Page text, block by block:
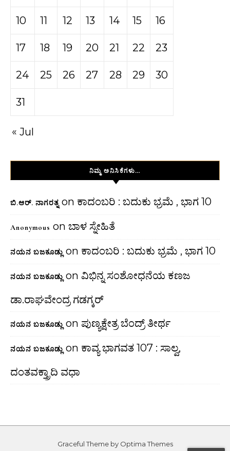
10 11 12 13 14 15 16
17 18 19 20 21 22 23
24 25 26 27 28 29 30
31
« Jul
ನಿಮ್ಮ ಅನಿಸಿಕೆಗಳು…
ಬಿ.ಆರ್. ನಾಗರತ್ನ on ಕಾದಂಬರಿ : ಬದುಕು ಭ್ರಮೆ , ಭಾಗ 10
Anonymous on ಬಾಳ ಸ್ನೇಹಿತೆ
ನಯನ ಬಜಕೂಡ್ಲು on ಕಾದಂಬರಿ : ಬದುಕು ಭ್ರಮೆ , ಭಾಗ 10
ನಯನ ಬಜಕೂಡ್ಲು on ವಿಭಿನ್ನ ಸಂಶೋಧನೆಯ ಕಣಜ
ಡಾ.ರಾಘವೇಂದ್ರ ಗಡಗ್ಕರ್
ನಯನ ಬಜಕೂಡ್ಲು on ಪುಣ್ಯಕ್ಷೇತ್ರ ಬೆಂದ್ರ್ ತೀರ್ಥ
ನಯನ ಬಜಕೂಡ್ಲು on ಕಾವ್ಯ ಭಾಗವತ 107 : ಸಾಲ್ವ,
ದಂತವಕ್ತ್ರಾದಿ ವಧಾ
Graceful Theme by Optima Themes